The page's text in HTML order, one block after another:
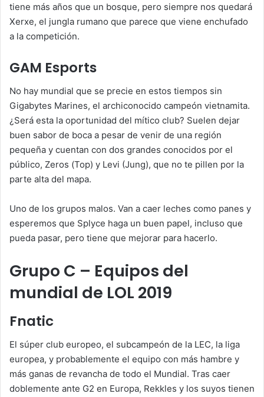
tiene más años que un bosque, pero siempre nos quedará
Xerxe, el jungla rumano que parece que viene enchufado
a la competición.
GAM Esports
No hay mundial que se precie en estos tiempos sin
Gigabytes Marines, el archiconocido campeón vietnamita.
¿Será esta la oportunidad del mítico club? Suelen dejar
buen sabor de boca a pesar de venir de una región
pequeña y cuentan con dos grandes conocidos por el
público, Zeros (Top) y Levi (Jung), que no te pillen por la
parte alta del mapa.
Uno de los grupos malos. Van a caer leches como panes y
esperemos que Splyce haga un buen papel, incluso que
pueda pasar, pero tiene que mejorar para hacerlo.
Grupo C – Equipos del
mundial de LOL 2019
Fnatic
El súper club europeo, el subcampeón de la LEC, la liga
europea, y probablemente el equipo con más hambre y
más ganas de revancha de todo el Mundial. Tras caer
doblemente ante G2 en Europa, Rekkles y los suyos tienen